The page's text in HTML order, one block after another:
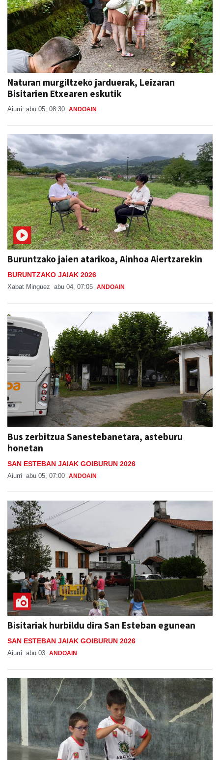
Naturan murgiltzeko jarduerak, Leizaran
Bisitarien Etxearen eskutik
Aiurri abu 05, 08:30 ANDOAIN
Buruntzako jaien atarikoa, Ainhoa Aiertzarekin
BURUNTZAKO JAIAK 2026
Xabat Minguez abu 04, 07:05 ANDOAIN
Bus zerbitzua Sanestebanetara, asteburu
honetan
SAN ESTEBAN JAIAK GOIBURUN 2026
Aiurri abu 05, 07:00 ANDOAIN
Bisitariak hurbildu dira San Esteban egunean
SAN ESTEBAN JAIAK GOIBURUN 2026
Aiurri abu 03 ANDOAIN